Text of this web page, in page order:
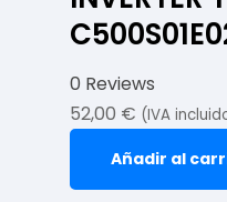
0 Reviews
52,00 € (IVA
Añadir al